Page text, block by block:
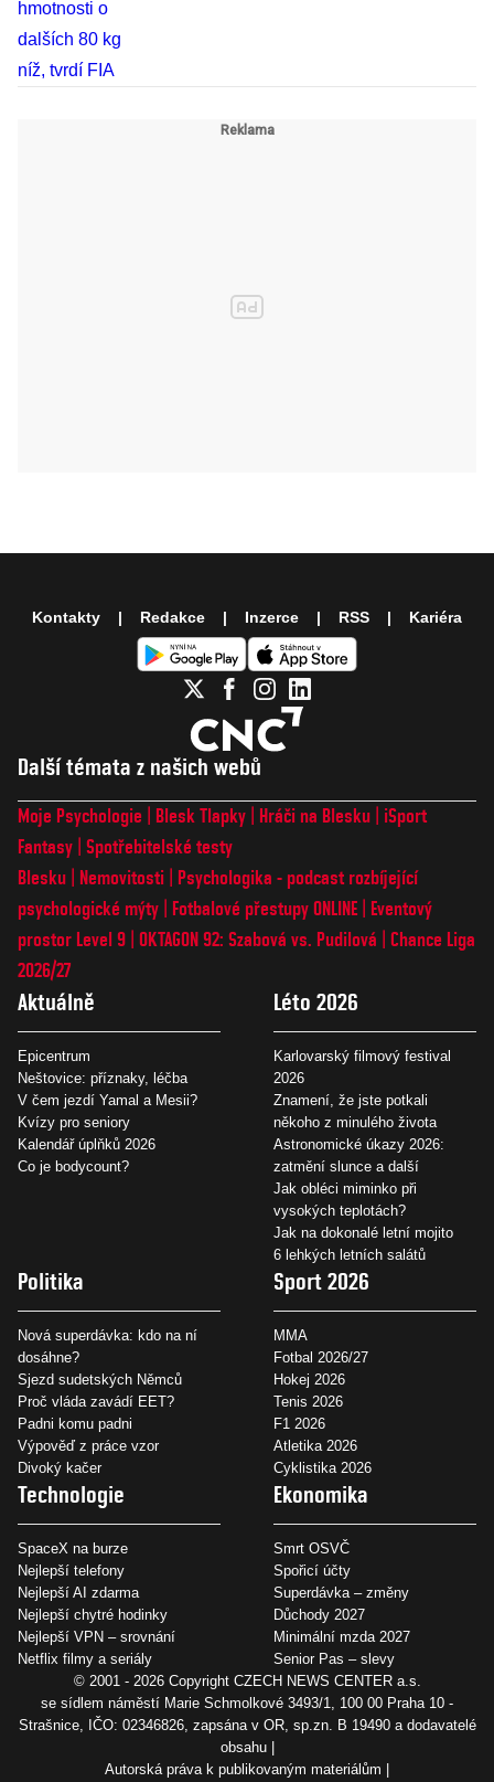
Další témata z našich webů
Moje Psychologie Blesk Tlapky Hráči na Blesku
iSport
Fantasy Spotřebitelské testy
Blesku
Nemovitosti
Psychologika - podcast rozbíjející
psychologické mýty
Fotbalové přestupy ONLINE
Eventový
prostor Level 9 OKTAGON 92: Szabová vs. Pudilová
Chance Liga
2026/27
Aktuálně
Epicentrum
Neštovice: příznaky, léčba
V čem jezdí Yamal a Mesii?
Kvízy pro seniory
Kalendář úplňků 2026
Co je bodycount?
Léto 2026
Karlovarský filmový festival
2026
Znamení, že jste potkali
někoho z minulého života
Astronomické úkazy 2026:
zatmění slunce a další
Jak obléci miminko při
vysokých teplotách?
Jak na dokonalé letní mojito
6 lehkých letních salátů
Politika
Nová superdávka: kdo na ní
dosáhne?
Sjezd sudetských Němců
Proč vláda zavádí EET?
Padni komu padni
Výpověď z práce vzor
Divoký kačer
Sport 2026
MMA
Fotbal 2026/27
Hokej 2026
Tenis 2026
F1 2026
Atletika 2026
Cyklistika 2026
Technologie
SpaceX na burze
Nejlepší telefony
Nejlepší AI zdarma
Nejlepší chytré hodinky
Nejlepší VPN – srovnání
Netflix filmy a seriály
Ekonomika
Smrt OSVČ
Spořicí účty
Superdávka – změny
Důchody 2027
Minimální mzda 2027
Senior Pas – slevy
Kontakty Redakce Inzerce RSS Kariéra
© 2001 - 2026 Copyright CZECH NEWS CENTER a.s.
se sídlem náměstí Marie Schmolkové 3493/1, 100 00 Praha 10 -
Strašnice, IČO: 02346826, zapsána v OR, sp.zn. B 19490 a dodavatelé
obsahu
Autorská práva k publikovaným materiálům